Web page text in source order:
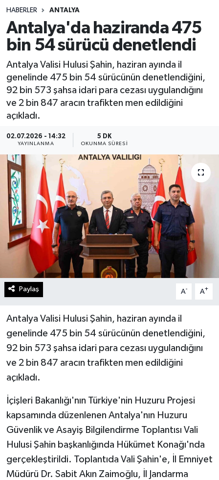
HABERLER ANTALYA
Antalya'da haziranda 475
bin 54 sürücü denetlendi
Antalya Valisi Hulusi Şahin, haziran ayında il
genelinde 475 bin 54 sürücünün denetlendiğini,
92 bin 573 şahsa idari para cezası uygulandığını
ve 2 bin 847 aracın trafikten men edildiğini
açıkladı.
02.07.2026 - 14:32
YAYINLANMA
5 DK
OKUNMA SÜRESI
Paylaş A- A+
Antalya Valisi Hulusi Şahin, haziran ayında il
genelinde 475 bin 54 sürücünün denetlendiğini,
92 bin 573 şahsa idari para cezası uygulandığını
ve 2 bin 847 aracın trafikten men edildiğini
açıkladı.
İçişleri Bakanlığı'nın Türkiye'nin Huzuru Projesi
kapsamında düzenlenen Antalya'nın Huzuru
Güvenlik ve Asayiş Bilgilendirme Toplantısı Vali
Hulusi Şahin başkanlığında Hükümet Konağı'nda
gerçekleştirildi. Toplantıda Vali Şahin'e, İl Emniyet
Müdürü Dr. Sabit Akın Zaimoğlu, İl Jandarma
Spor
Teknoloji
Yaşam